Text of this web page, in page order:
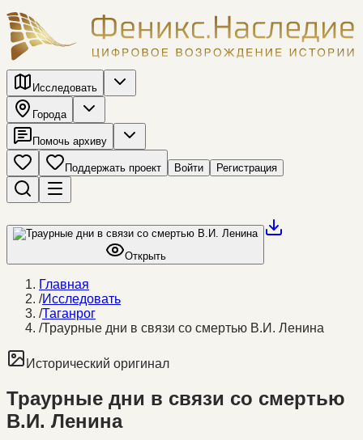
Исследовать
Города
Помочь архиву
Поддержать проект Войти Регистрация
Открыть
Главная
/Исследовать
/Таганрог
/Траурные дни в связи со смертью В.И. Ленина
Исторический оригинал
Траурные дни в связи со смертью
В.И. Ленина